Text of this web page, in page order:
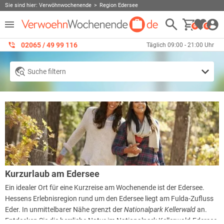
Sie sind hier: Verwöhnwochenende Region Edersee
0 0
02065 / 49 ‌99 116 Täglich 09:00 - 21:00 Uhr
Suche filtern
Kurzurlaub am Edersee
Ein idealer Ort für eine Kurzreise am Wochenende ist der Edersee.
Hessens Erlebnisregion rund um den Edersee liegt am Fulda-Zufluss
Eder. In unmittelbarer Nähe grenzt derNationalpark Kellerwaldan.
Entdecken Sie die herrliche Natur im Nationalpark Kellerwald-Edersee